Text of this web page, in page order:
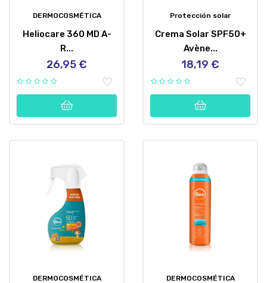
DERMOCOSMÉTICA
Heliocare 360 MD A-
R...
Precio
26,95 €
Protección solar
Crema Solar SPF50+
Avène...
Precio
18,19 €
DERMOCOSMÉTICA DERMOCOSMÉTICA